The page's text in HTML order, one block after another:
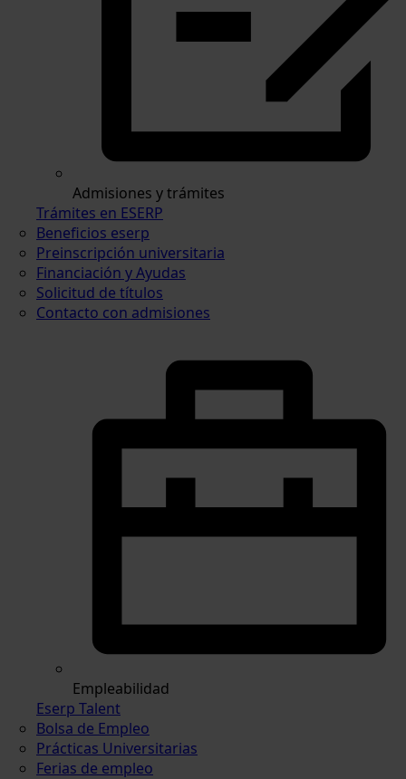
Admisiones y trámites
Trámites en ESERP
Beneficios eserp
Preinscripción universitaria
Financiación y Ayudas
Solicitud de títulos
Contacto con admisiones
Empleabilidad
Eserp Talent
Bolsa de Empleo
Prácticas Universitarias
Ferias de empleo